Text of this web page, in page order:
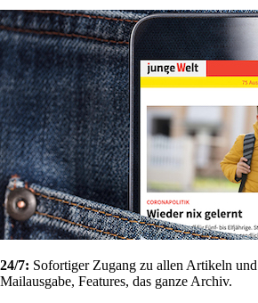
24/7: Sofortiger Zugang zu allen Artikeln
Mailausgabe, Features, das ganze Archiv.